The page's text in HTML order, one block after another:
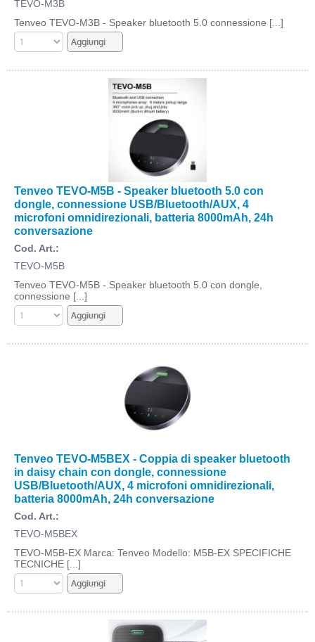
TEVO-M3B
Tenveo TEVO-M3B - Speaker bluetooth 5.0 connessione [...]
Tenveo TEVO-M5B - Speaker bluetooth 5.0 con
dongle, connessione USB/Bluetooth/AUX, 4
microfoni omnidirezionali, batteria 8000mAh, 24h
conversazione
Cod. Art.:
TEVO-M5B
Tenveo TEVO-M5B - Speaker bluetooth 5.0 con dongle,
connessione [...]
Tenveo TEVO-M5BEX - Coppia di speaker bluetooth
in daisy chain con dongle, connessione
USB/Bluetooth/AUX, 4 microfoni omnidirezionali,
batteria 8000mAh, 24h conversazione
Cod. Art.:
TEVO-M5BEX
TEVO-M5B-EX Marca: Tenveo Modello: M5B-EX SPECIFICHE
TECNICHE [...]